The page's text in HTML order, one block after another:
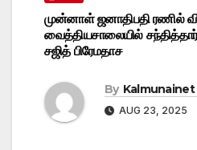
முன்னாள் ஜனாதிபதி ரணில்
வைத்தியசாலையில்
சஜித் பிரேமதாச
By
AUG 23, 2025